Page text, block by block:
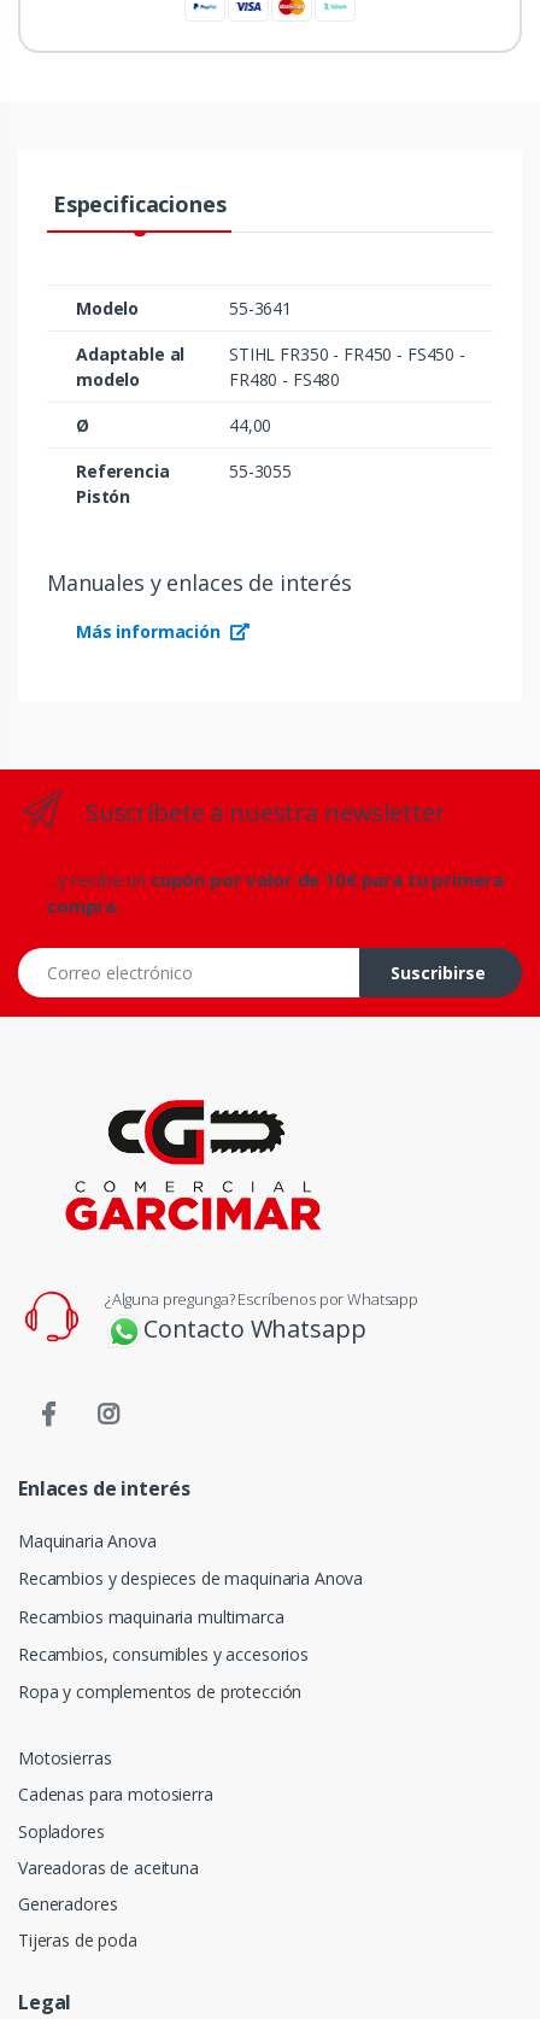
Especificaciones
Modelo
55-3641
Adaptable al
modelo
STIHL FR350 - FR450 - FS450 -
FR480 - FS480
Ø
44,00
Referencia
Pistón
55-3055
Manuales y enlaces de interés
Más información
Suscríbete a nuestra newsletter
...y recibe un cupón por valor de 10€ para tu primera
compra.
Correo electrónico
Suscribirse
¿Alguna pregunga? Escríbenos por Whatsapp
Contacto Whatsapp
Enlaces de interés
Maquinaria Anova
Recambios y despieces de maquinaria Anova
Recambios maquinaria multimarca
Recambios, consumibles y accesorios
Ropa y complementos de protección
Motosierras
Cadenas para motosierra
Sopladores
Vareadoras de aceituna
Generadores
Tijeras de poda
Legal